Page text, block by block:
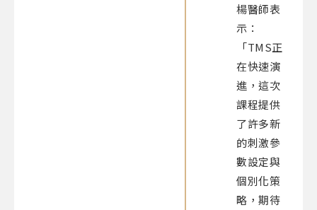
楊醫師表
示：
「TMS正
在快速演
進，這次
課程提供
了許多新
的刺激參
數設定與
個別化策
略，期待